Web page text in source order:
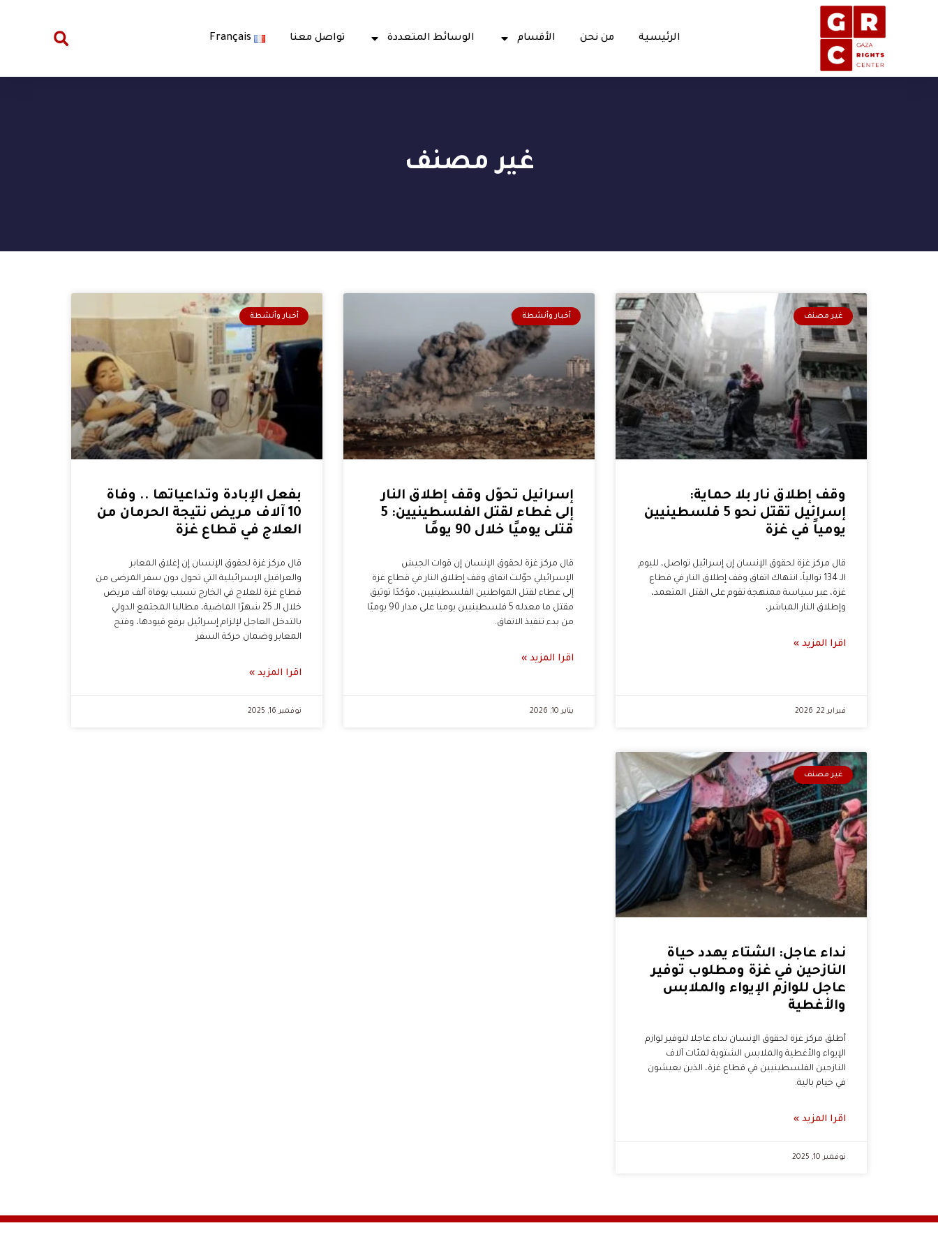
الرئيسية من نحن الأقسام الوسائط المتعددة تواصل معنا Français
غير مصنف
غير مصنف
وقف إطلاق نار بلا حماية:
إسرائيل تقتل نحو 5 فلسطينيين
يومياً في غزة
قال مركز غزة لحقوق الإنسان إن إسرائيل تواصل، لليوم
الـ 134 توالياً، انتهاك اتفاق وقف إطلاق النار في قطاع
غزة، عبر سياسة ممنهجة تقوم على القتل المتعمد،
وإطلاق النار المباشر،
اقرا المزيد »
فبراير 22, 2026
أخبار وأنشطة
إسرائيل تحوّل وقف إطلاق النار
إلى غطاء لقتل الفلسطينيين: 5
قتلى يوميًا خلال 90 يومًا
قال مركز غزة لحقوق الإنسان إن قوات الجيش
الإسرائيلي حوّلت اتفاق وقف إطلاق النار في قطاع غزة
إلى غطاء لقتل المواطنين الفلسطينيين، مؤكدًا توثيق
مقتل ما معدله 5 فلسطينيين يوميا على مدار 90 يوميًا
من بدء تنفيذ الاتفاق.
اقرا المزيد »
يناير 10, 2026
أخبار وأنشطة
بفعل الإبادة وتداعياتها .. وفاة
10 آلاف مريض نتيجة الحرمان من
العلاج في قطاع غزة
قال مركز غزة لحقوق الإنسان إن إغلاق المعابر
والعراقيل الإسرائيلية التي تحول دون سفر المرضى من
قطاع غزة للعلاج في الخارج تسبب بوفاة ألف مريض
خلال الـ 25 شهرًا الماضية، مطالبا المجتمع الدولي
بالتدخل العاجل لإلزام إسرائيل برفع قيودها، وفتح
المعابر وضمان حركة السفر
اقرا المزيد »
نوفمبر 16, 2025
غير مصنف
نداء عاجل: الشتاء يهدد حياة
النازحين في غزة ومطلوب توفير
عاجل للوازم الإيواء والملابس
والأغطية
أطلق مركز غزة لحقوق الإنسان نداء عاجلا لتوفير لوازم
الإيواء والأغطية والملابس الشتوية لمئات آلاف
النازحين الفلسطينيين في قطاع غزة، الذين يعيشون
في خيام بالية.
اقرا المزيد »
نوفمبر 10, 2025